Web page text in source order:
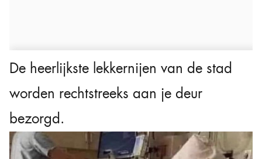
De heerlijkste lekkernijen van de stad
worden rechtstreeks aan je deur
bezorgd.